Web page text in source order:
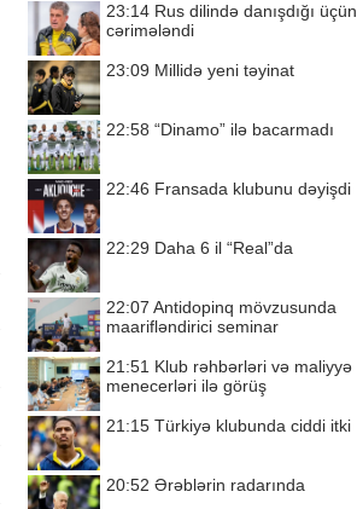
23:14 Rus dilində danışdığı üçün
cərimələndi
23:09 Millidə yeni təyinat
22:58 “Dinamo” ilə bacarmadı
22:46 Fransada klubunu dəyişdi
22:29 Daha 6 il “Real”da
22:07 Antidopinq mövzusunda
maarifləndirici seminar
21:51 Klub rəhbərləri və maliyyə
menecerləri ilə görüş
21:15 Türkiyə klubunda ciddi itki
20:52 Ərəblərin radarında